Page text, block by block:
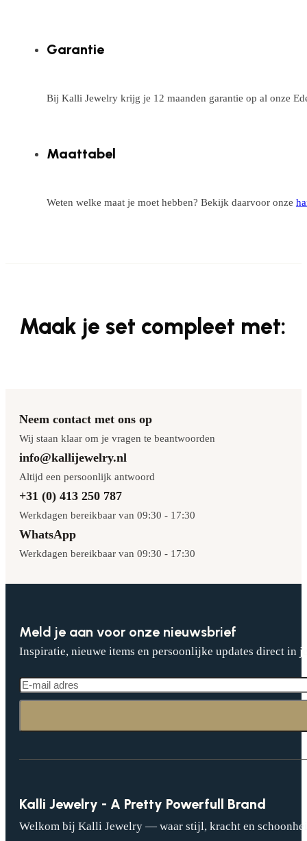
Garantie
Bij Kalli Jewelry krijg je 12 maanden garantie op al onze
Maattabel
Weten welke maat je moet hebben? Bekijk daarvoor onze
Maak je set compleet met:
Neem contact met ons op
Wij staan klaar om je vragen te beantwoorden
info@kallijewelry.nl
Altijd een persoonlijk antwoord
+31 (0) 413 250 787
Werkdagen bereikbaar van 09:30 - 17:30
WhatsApp
Werkdagen bereikbaar van 09:30 - 17:30
Meld je aan voor onze nieuwsbrief
Inspiratie, nieuwe items en persoonlijke updates direct in
Kalli Jewelry - A Pretty Powerfull Brand
Welkom bij Kalli Jewelry — waar stijl, kracht en